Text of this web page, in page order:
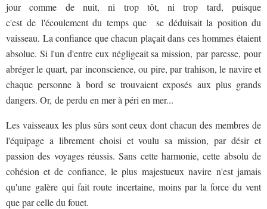
jour comme de nuit, ni trop tôt, ni trop tard, puisque
c'est de l'écoulement du temps que se déduisait la position du
vaisseau. La confiance que chacun plaçait dans ces hommes étaient
absolue. Si l'un d'entre eux négligeait sa mission, par paresse, pour
abréger le quart, par inconscience, ou pire, par trahison, le navire et
chaque personne à bord se trouvaient exposés aux plus grands
dangers. Or, de perdu en mer à péri en mer...
Les vaisseaux les plus sûrs sont ceux dont chacun des membres de
l'équipage a librement choisi et voulu sa mission, par désir et
passion des voyages réussis. Sans cette harmonie, cette absolu de
cohésion et de confiance, le plus majestueux navire n'est jamais
qu'une galère qui fait route incertaine, moins par la force du vent
que par celle du fouet.